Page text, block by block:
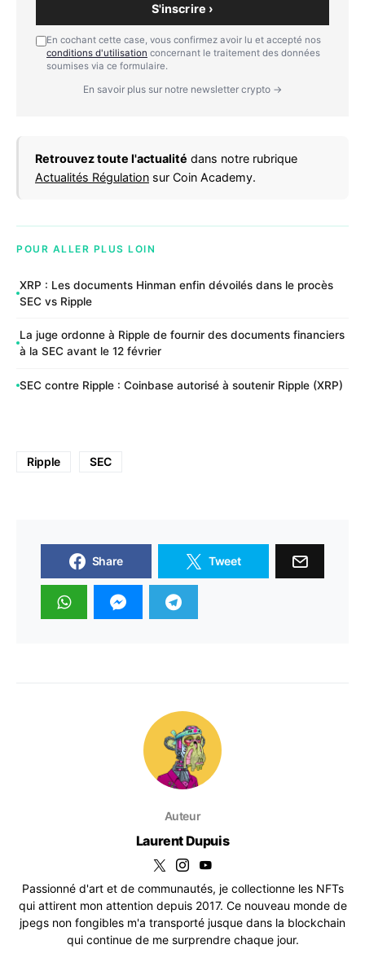
S'inscrire ›
En cochant cette case, vous confirmez avoir lu et accepté nos
conditions d'utilisation concernant le traitement des données
soumises via ce formulaire.
En savoir plus sur notre newsletter crypto →
Retrouvez toute l'actualité dans notre rubrique
Actualités Régulation sur Coin Academy.
POUR ALLER PLUS LOIN
XRP : Les documents Hinman enfin dévoilés dans le procès
SEC vs Ripple
La juge ordonne à Ripple de fournir des documents financiers
à la SEC avant le 12 février
SEC contre Ripple : Coinbase autorisé à soutenir Ripple (XRP)
Ripple SEC
Share Tweet
Auteur
Laurent Dupuis
Passionné d'art et de communautés, je collectionne les NFTs
qui attirent mon attention depuis 2017. Ce nouveau monde de
jpegs non fongibles m'a transporté jusque dans la blockchain
qui continue de me surprendre chaque jour.